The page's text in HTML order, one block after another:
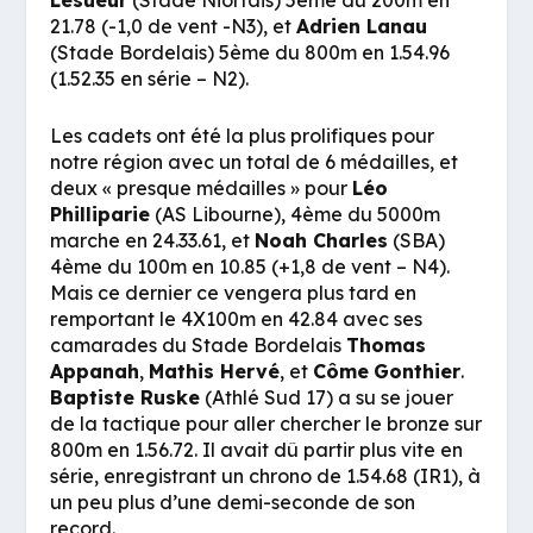
21.78 (-1,0 de vent -N3), etAdrien Lanau
(Stade Bordelais) 5ème du 800m en 1.54.96
(1.52.35 en série – N2).
Les cadets ont été la plus prolifiques pour
notre région avec un total de 6 médailles, et
deux « presque médailles » pour Léo
Philliparie (AS Libourne), 4ème du 5000m
marche en 24.33.61, et Noah Charles (SBA)
4ème du 100m en 10.85 (+1,8 de vent – N4).
Mais ce dernier ce vengera plus tard en
remportant le 4X100m en 42.84 avec ses
camarades du Stade Bordelais Thomas
Appanah, Mathis Hervé, et Côme Gonthier.
Baptiste Ruske (Athlé Sud 17) a su se jouer
de la tactique pour aller chercher le bronze sur
800m en 1.56.72. Il avait dû partir plus vite en
série, enregistrant un chrono de 1.54.68 (IR1), à
un peu plus d’une demi-seconde de son
record.